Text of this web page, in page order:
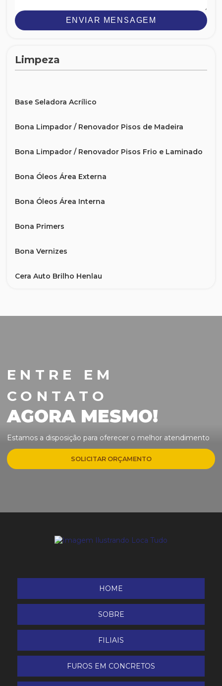
ENVIAR MENSAGEM
Limpeza
Base Seladora Acrílico
Bona Limpador / Renovador Pisos de Madeira
Bona Limpador / Renovador Pisos Frio e Laminado
Bona Óleos Área Externa
Bona Óleos Área Interna
Bona Primers
Bona Vernizes
Cera Auto Brilho Henlau
Limpa Inox
Limpa Pedra Henlau
Limpa Porcelanato
Limpa Pós Obra Porcelanato
ENTRE EM
CONTATO
AGORA MESMO!
Estamos a disposição para oferecer o melhor atendimento
SOLICITAR ORÇAMENTO
HOME
SOBRE
FILIAIS
FUROS EM CONCRETOS